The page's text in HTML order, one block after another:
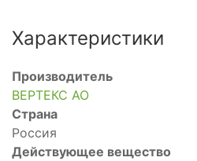
Характеристики
Производитель
ВЕРТЕКС АО
Страна
Россия
Действующее вещество